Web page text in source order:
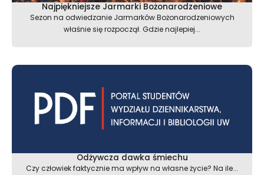
Najpiękniejsze Jarmarki Bożonarodzeniowe
Sezon na odwiedzanie Jarmarków Bożonarodzeniowych
właśnie się rozpoczął. Gdzie najlepiej...
Odżywcza dawka śmiechu
Czy człowiek faktycznie ma wpływ na własne życie? Na ile...